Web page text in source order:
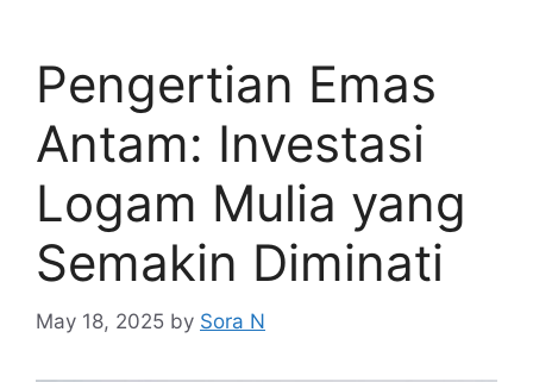
Pengertian Emas
Antam: Investasi
Logam Mulia yang
Semakin Diminati
May 18, 2025 by Sora N